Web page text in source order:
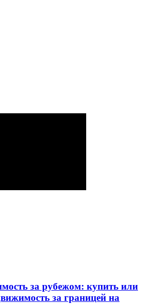
за рубежом: купить или
за границей на